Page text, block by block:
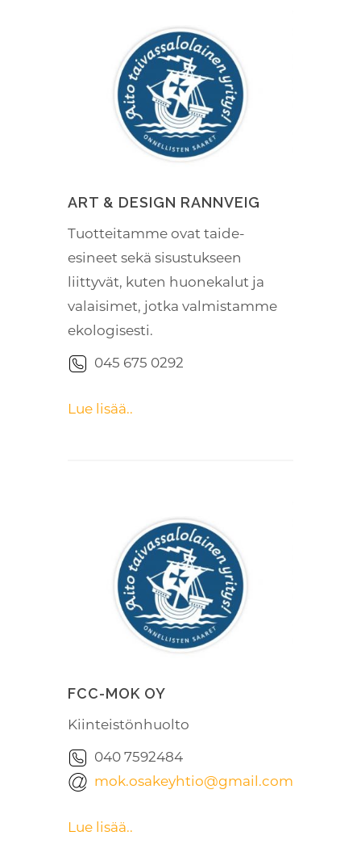
ART & DESIGN RANNVEIG
Tuotteitamme ovat taide-
esineet sekä sisustukseen
liittyvät, kuten huonekalut ja
valaisimet, jotka valmistamme
ekologisesti.
045 675 0292
Lue lisää..
FCC-MOK OY
Kiinteistönhuolto
040 7592484
mok.osakeyhtio@gmail.com
Lue lisää..